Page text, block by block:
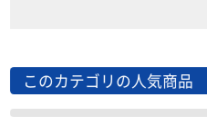
このカテゴリの人気商品